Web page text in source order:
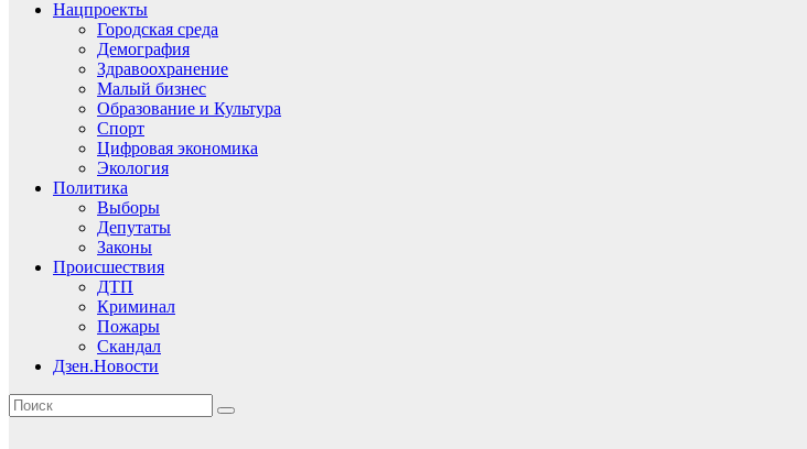
Нацпроекты
Городская среда
Демография
Здравоохранение
Малый бизнес
Образование и Культура
Спорт
Цифровая экономика
Экология
Политика
Выборы
Депутаты
Законы
Происшествия
ДТП
Криминал
Пожары
Скандал
Дзен.Новости